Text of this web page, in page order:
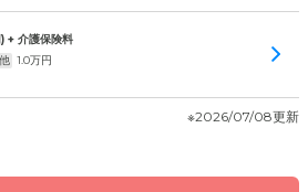
) + 介護保険料
他 1.0万円
※2026/07/08更新